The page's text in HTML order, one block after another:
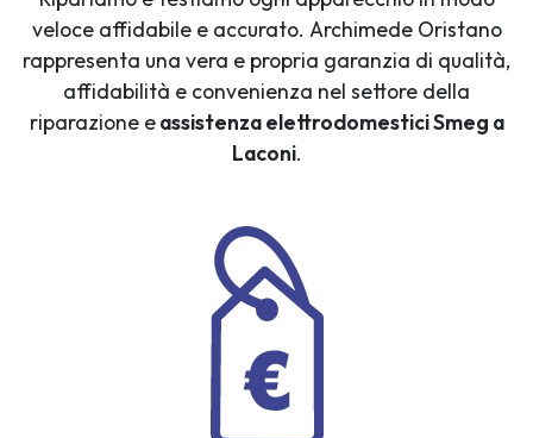
veloce affidabile e accurato. Archimede Oristano
rappresenta una vera e propria garanzia di qualità,
affidabilità e convenienza nel settore della
riparazione eassistenza elettrodomestici Smeg a
Laconi.